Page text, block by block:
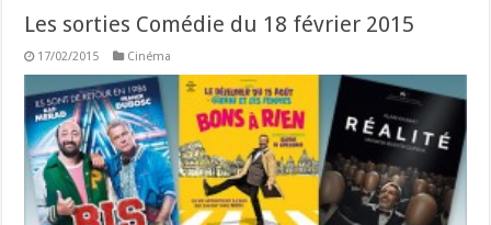
Les sorties Comédie du 18 février 2015
17/02/2015 Cinéma